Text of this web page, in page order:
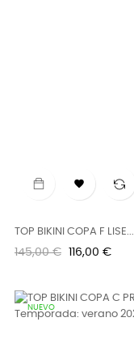

TOP BIKINI COPA F LISE...
Precio
145,00 € Precio
116,00 €
NUEVO